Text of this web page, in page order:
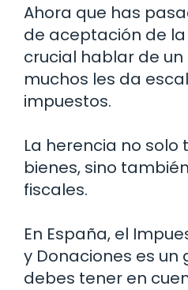
Ahora que has
de aceptación de
crucial hablar de
muchos les da
impuestos.
La herencia no solo
bienes, sino
fiscales.
En España, el
y Donaciones es
debes tener en